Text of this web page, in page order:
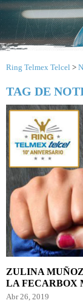
Ring Telmex Telcel >
TAG DE
ZULINA
LA FECARBOX
Abr 26, 2019